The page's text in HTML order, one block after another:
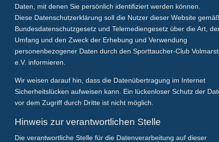
Daten, mit denen Sie persönlich identifiziert werden können.
Diese Datenschutzerklärung soll die Nutzer dieser Website
Bundesdatenschutzgesetz und Telemediengesetz über die Art,
Umfang und den Zweck der Erhebung und Verwendung
personenbezogener Daten durch den Sporttaucher-Club
e.V. informieren.
Wir weisen darauf hin, dass die Datenübertragung im Internet
Sicherheitslücken aufweisen kann. Ein lückenloser Schutz der
vor dem Zugriff durch Dritte ist nicht möglich.
Hinweis zur verantwortlichen Stelle
Die verantwortliche Stelle für die Datenverarbeitung auf dieser